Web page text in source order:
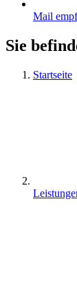
Mail
Sie
Startseite